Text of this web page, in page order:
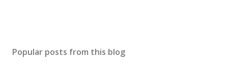
Popular posts from this blog